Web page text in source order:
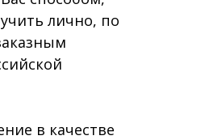
лично, по
в качестве